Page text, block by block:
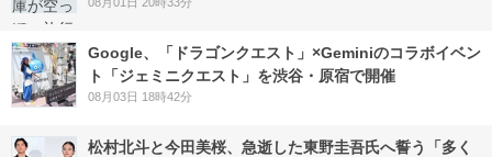
Google、「ドラゴンクエスト」×Geminiのコラボイベン
ト「ジェミニクエスト」を渋谷・原宿で開催
08月03日 18時42分
松村北斗と今田美桜、急逝した東野圭吾氏へ誓う「多く